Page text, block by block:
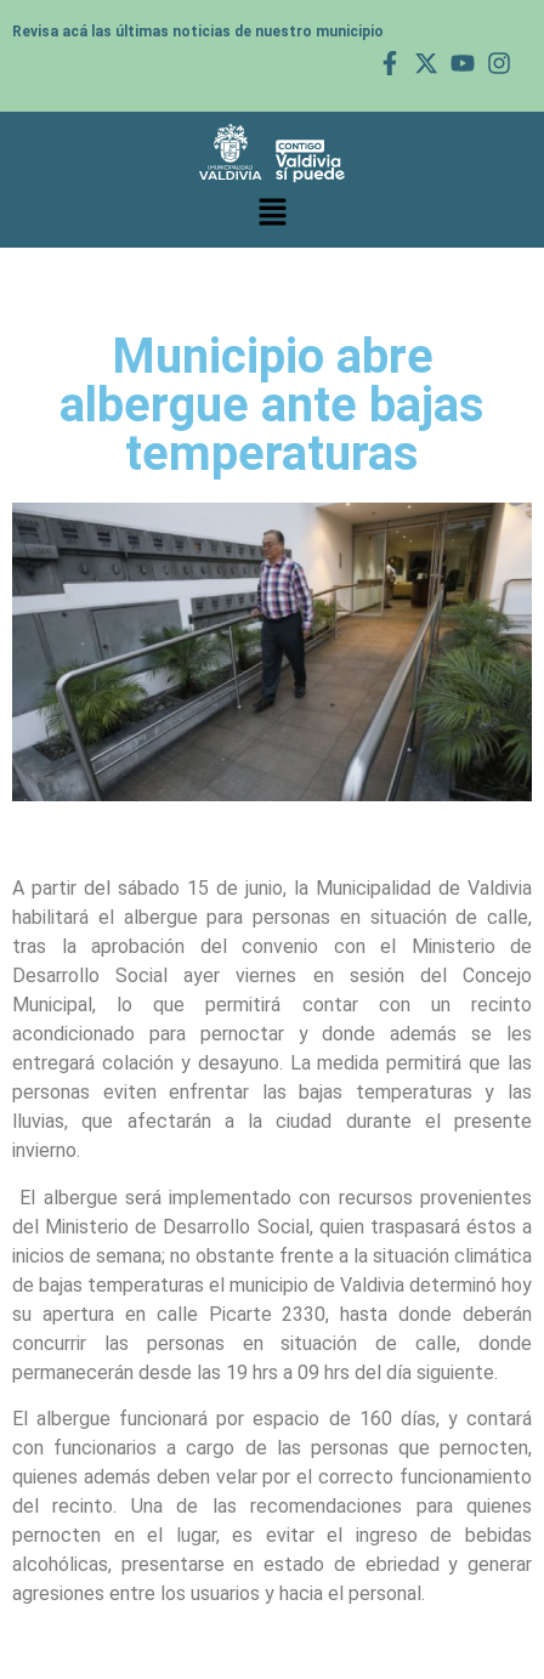
Revisa acá las últimas noticias de nuestro municipio
Municipio abre
albergue ante bajas
temperaturas
A partir del sábado 15 de junio, la Municipalidad de Valdivia
habilitará el albergue para personas en situación de calle,
tras la aprobación del convenio con el Ministerio de
Desarrollo Social ayer viernes en sesión del Concejo
Municipal, lo que permitirá contar con un recinto
acondicionado para pernoctar y donde además se les
entregará colación y desayuno. La medida permitirá que las
personas eviten enfrentar las bajas temperaturas y las
lluvias, que afectarán a la ciudad durante el presente
invierno.
El albergue será implementado con recursos provenientes
del Ministerio de Desarrollo Social, quien traspasará éstos a
inicios de semana; no obstante frente a la situación climática
de bajas temperaturas el municipio de Valdivia determinó hoy
su apertura en calle Picarte 2330, hasta donde deberán
concurrir las personas en situación de calle, donde
permanecerán desde las 19 hrs a 09 hrs del día siguiente.
El albergue funcionará por espacio de 160 días, y contará
con funcionarios a cargo de las personas que pernocten,
quienes además deben velar por el correcto funcionamiento
del recinto. Una de las recomendaciones para quienes
pernocten en el lugar, es evitar el ingreso de bebidas
alcohólicas, presentarse en estado de ebriedad y generar
agresiones entre los usuarios y hacia el personal.